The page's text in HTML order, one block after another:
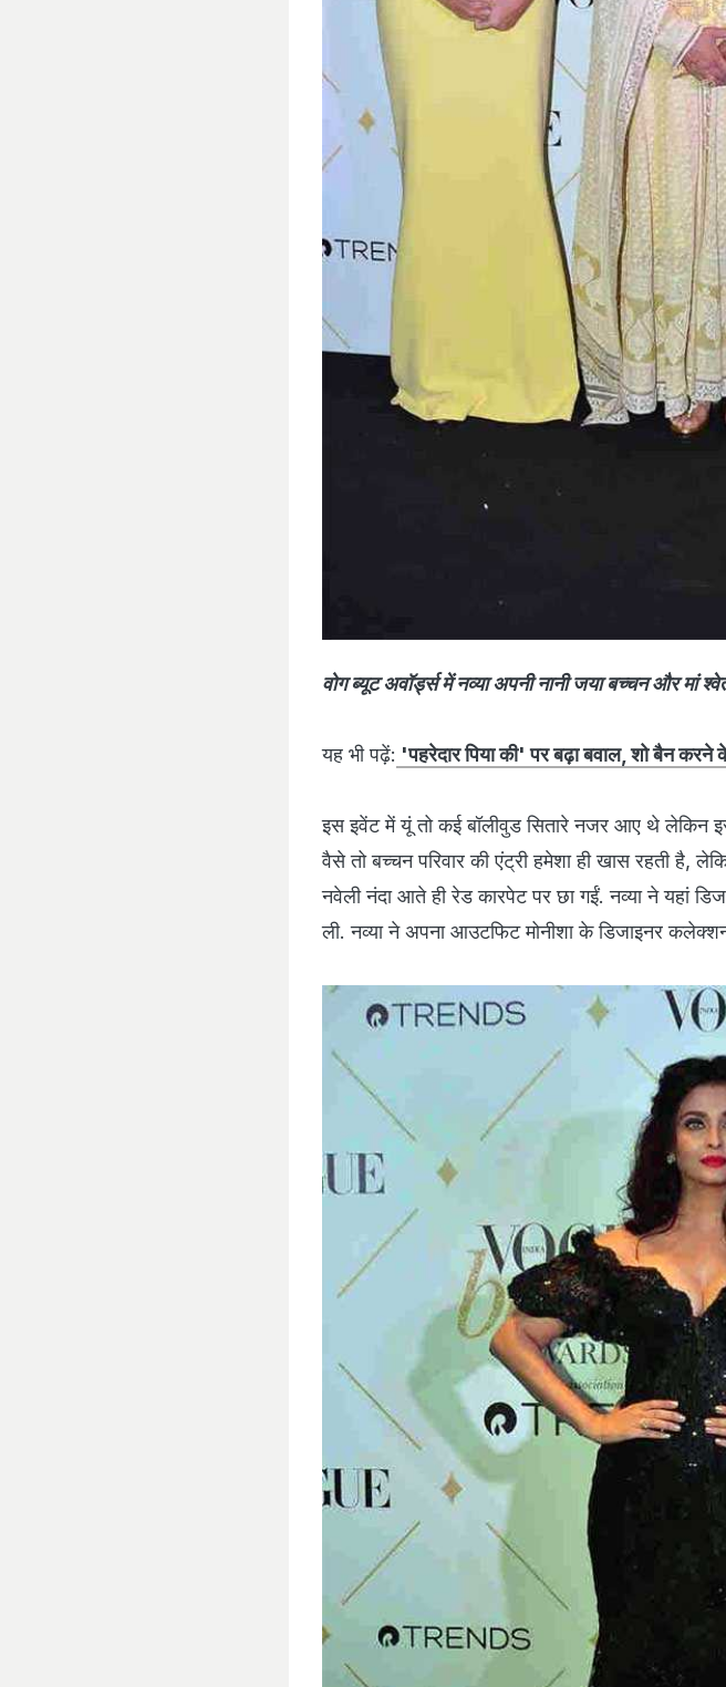
वोग ब्‍यूट अवॉर्ड्स में नव्‍या अपनी नानी जया बच्‍चन और मां
यह भी पढ़ें: 'पहरेदार पिया की' पर बढ़ा बवाल, शो बैन
इस इवेंट में यूं तो कई बॉलीवुड सितारे नजर आए थे लेकिन
वैसे तो बच्‍चन परिवार की एंट्री हमेशा ही खास रहती है,
नवेली नंदा आते ही रेड कारपेट पर छा गईं. नव्‍या ने यहां
ली. नव्‍या ने अपना आउटफिट मोनीशा के डिजाइनर